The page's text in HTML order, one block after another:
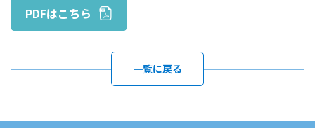
PDFはこちら
一覧に戻る